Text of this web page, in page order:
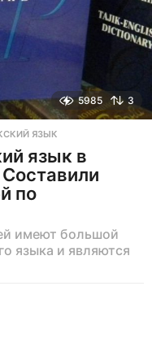
5985 3
ЯЗЫК
язык в
по
имеют большой
языка и являются